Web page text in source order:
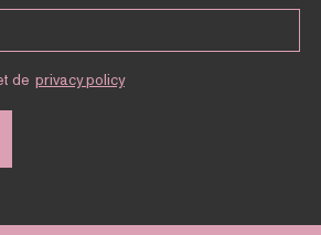
de privacy policy